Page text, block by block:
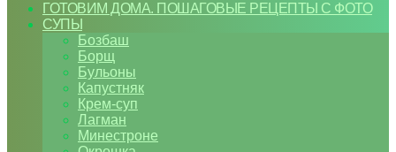
ГОТОВИМ ДОМА. ПОШАГОВЫЕ РЕЦЕПТЫ С ФОТО
СУПЫ
Бозбаш
Борщ
Бульоны
Капустняк
Крем-суп
Лагман
Минестроне